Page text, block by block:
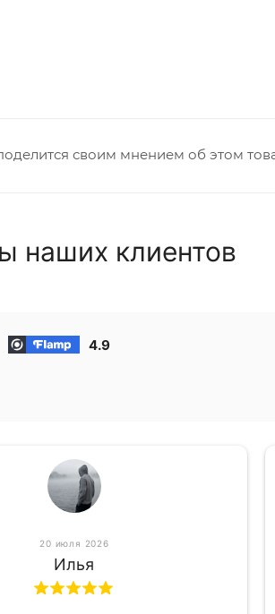
своим мнением об этом
наших клиентов
4.9
20 июля 2026
Илья